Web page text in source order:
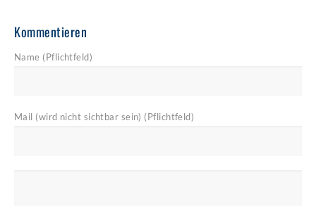
Kommentieren
Name (Pflichtfeld)
Mail (wird nicht sichtbar sein) (Pflichtfeld)